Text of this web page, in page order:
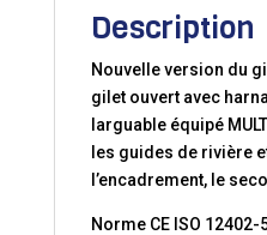
Description
Nouvelle version du
gilet ouvert avec
larguable équipé
les guides de rivière
l’encadrement, le
Norme CE ISO